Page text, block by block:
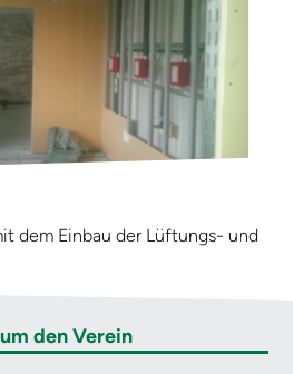
dem Einbau der Lüftungs- und
den Verein